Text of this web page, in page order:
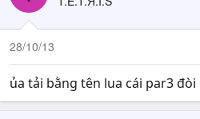
28/10/13
ủa tải bằng tên lua cái par3 đòi